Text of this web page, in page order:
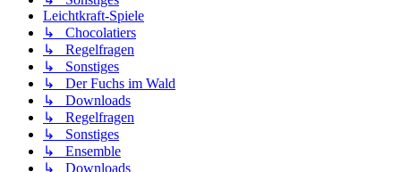
Leichtkraft-Spiele
↳ Chocolatiers
↳ Regelfragen
↳ Sonstiges
↳ Der Fuchs im Wald
↳ Downloads
↳ Regelfragen
↳ Sonstiges
↳ Ensemble
↳ Downloads